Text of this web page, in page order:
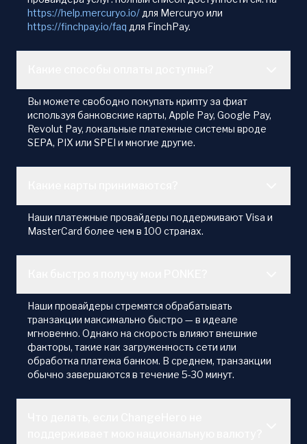
https://help.mercuryo.io/ для Mercuryo или
https://finchpay.io/faq для FinchPay.
Вы можете свободно покупать крипту за фиат
используя банковские карты, Apple Pay, Google Pay,
Revolut Pay, локальные платежные системы вроде
SEPA, PIX или SPEI и многие другие.
Наши платежные провайдеры поддерживают Visa и
MasterCard более чем в 100 странах.
Наши провайдеры стремятся обрабатывать
транзакции максимально быстро — в идеале
мгновенно. Однако на скорость влияют внешние
факторы, такие как загруженность сети или
обработка платежа банком. В среднем, транзакции
обычно завершаются в течение 5-30 минут.